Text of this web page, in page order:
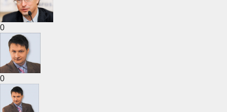
0
0